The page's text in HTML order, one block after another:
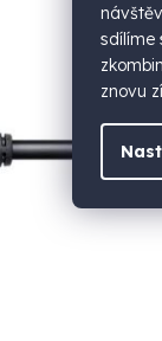
sdílíme
znovu